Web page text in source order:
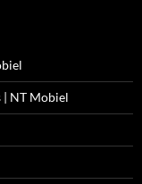
| NT Mobiel